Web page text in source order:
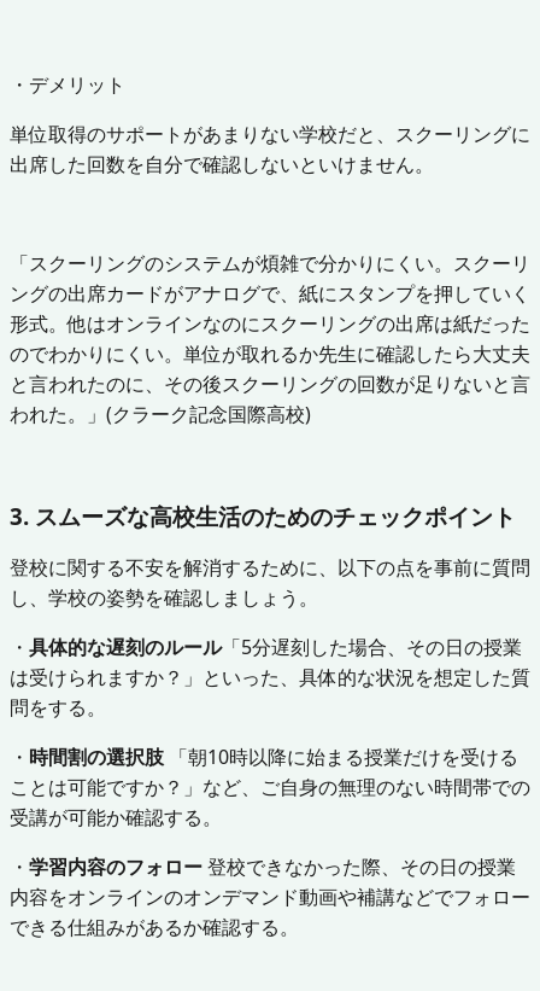
・デメリット
単位取得のサポートがあまりない学校だと、スクーリングに
出席した回数を自分で確認しないといけません。
「スクーリングのシステムが煩雑で分かりにくい。スクーリ
ングの出席カードがアナログで、紙にスタンプを押していく
形式。他はオンラインなのにスクーリングの出席は紙だった
のでわかりにくい。単位が取れるか先生に確認したら大丈夫
と言われたのに、その後スクーリングの回数が足りないと言
われた。」(クラーク記念国際高校)
3. スムーズな高校生活のためのチェックポイント
登校に関する不安を解消するために、以下の点を事前に質問
し、学校の姿勢を確認しましょう。
・ 具体的な遅刻のルール「5分遅刻した場合、その日の授業
は受けられますか？」といった、具体的な状況を想定した質
問をする。
・ 時間割の選択肢 「朝10時以降に始まる授業だけを受ける
ことは可能ですか？」など、ご自身の無理のない時間帯での
受講が可能か確認する。
・ 学習内容のフォロー登校できなかった際、その日の授業
内容をオンラインのオンデマンド動画や補講などでフォロー
できる仕組みがあるか確認する。